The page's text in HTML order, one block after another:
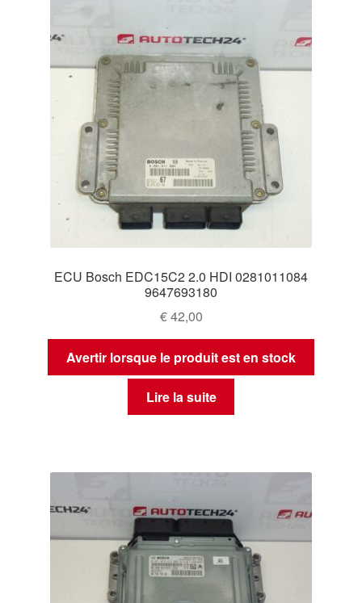
ECU Bosch EDC15C2 2.0 HDI 0281011084
9647693180
€42,00
Avertir lorsque le produit est en stock
Lire la suite